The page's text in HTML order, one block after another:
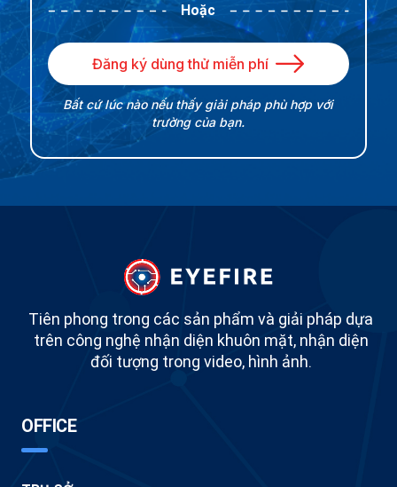
Hoặc
Đăng ký dùng thử miễn phí
Bất cứ lúc nào nếu thấy giải pháp phù hợp với
trường của bạn.
Tiên phong trong các sản phẩm và giải pháp dựa
trên công nghệ nhận diện khuôn mặt, nhận diện
đối tượng trong video, hình ảnh.
OFFICE